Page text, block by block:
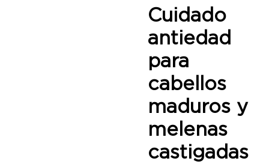
Cuidado
antiedad
para
cabellos
maduros y
melenas
castigadas